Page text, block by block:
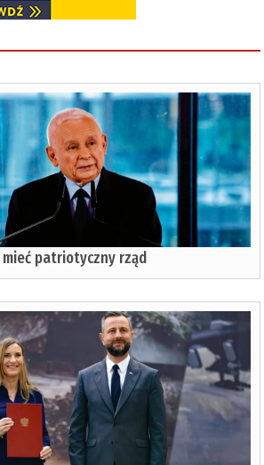
mieć patriotyczny rząd